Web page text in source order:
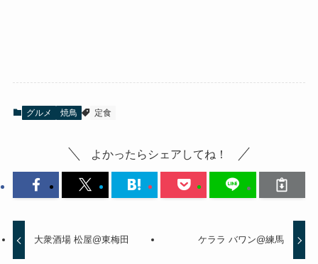
グルメ 焼鳥 定食
よかったらシェアしてね！
大衆酒場 松屋@東梅田 ケララ バワン@練馬